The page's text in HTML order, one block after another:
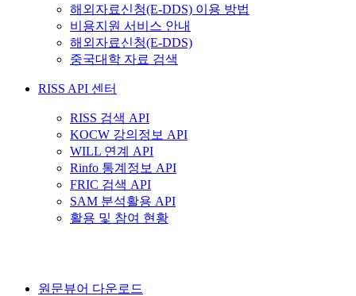
해외자료신청(E-DDS) 이용 방법
비용지원 서비스 안내
해외자료신청(E-DDS)
중국대학 자료 검색
RISS API 센터
RISS 검색 API
KOCW 강의정보 API
WILL 연계 API
Rinfo 통계정보 API
FRIC 검색 API
SAM 분석활용 API
활용 및 참여 현황
원문뷰어 다운로드